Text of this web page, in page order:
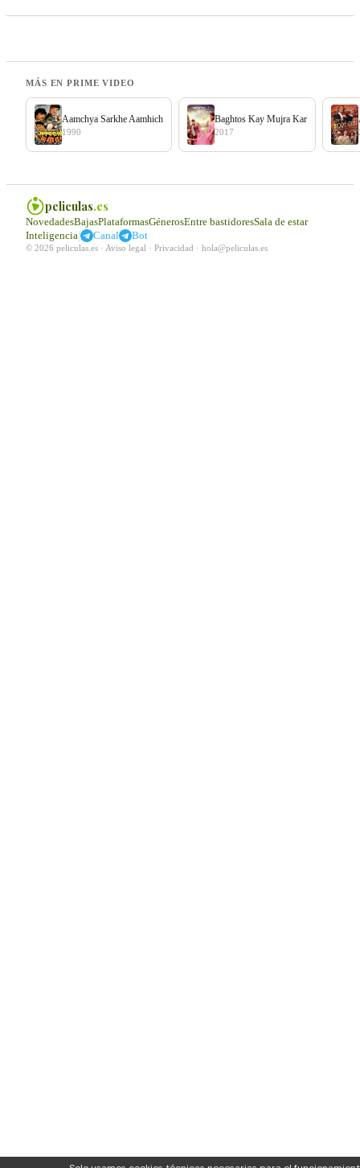
MÁS EN PRIME VIDEO
Aamchya Sarkhe Aamhich
1990
Baghtos Kay Mujra Kar
2017
peliculas.es
NovedadesBajasPlataformasGénerosEntre bastidoresSala de estar
Inteligencia| Canal Bot
© 2026 peliculas.es · Aviso legal · Privacidad · hola@peliculas.es